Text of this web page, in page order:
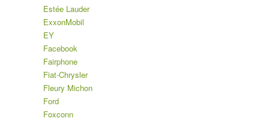
Estée Lauder
ExxonMobil
EY
Facebook
Fairphone
Fiat-Chrysler
Fleury Michon
Ford
Foxconn